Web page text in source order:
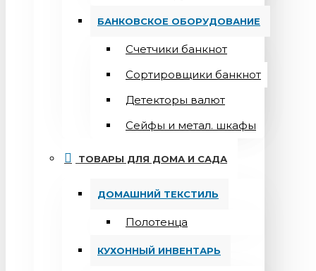
БАНКОВСКОЕ ОБОРУДОВАНИЕ
Счетчики банкнот
Сортировщики банкнот
Детекторы валют
Сейфы и метал. шкафы
ТОВАРЫ ДЛЯ ДОМА И САДА
ДОМАШНИЙ ТЕКСТИЛЬ
Полотенца
КУХОННЫЙ ИНВЕНТАРЬ